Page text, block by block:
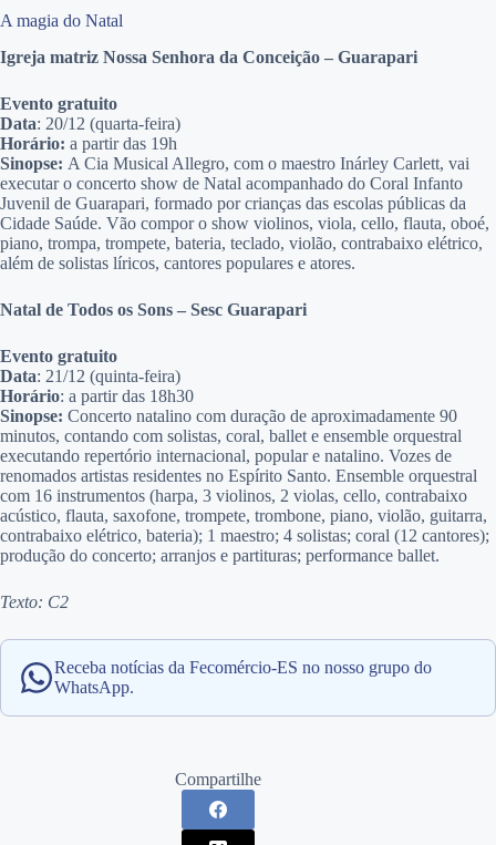
A magia do Natal
Igreja matriz Nossa Senhora da Conceição – Guarapari
Evento gratuito
Data: 20/12 (quarta-feira)
Horário: a partir das 19h
Sinopse: A Cia Musical Allegro, com o maestro Inárley Carlett, vai
executar o concerto show de Natal acompanhado do Coral Infanto
Juvenil de Guarapari, formado por crianças das escolas públicas da
Cidade Saúde. Vão compor o show violinos, viola, cello, flauta, oboé,
piano, trompa, trompete, bateria, teclado, violão, contrabaixo elétrico,
além de solistas líricos, cantores populares e atores.
Natal de Todos os Sons – Sesc Guarapari
Evento gratuito
Data: 21/12 (quinta-feira)
Horário: a partir das 18h30
Sinopse: Concerto natalino com duração de aproximadamente 90
minutos, contando com solistas, coral, ballet e ensemble orquestral
executando repertório internacional, popular e natalino. Vozes de
renomados artistas residentes no Espírito Santo. Ensemble orquestral
com 16 instrumentos (harpa, 3 violinos, 2 violas, cello, contrabaixo
acústico, flauta, saxofone, trompete, trombone, piano, violão, guitarra,
contrabaixo elétrico, bateria); 1 maestro; 4 solistas; coral (12 cantores);
produção do concerto; arranjos e partituras; performance ballet.
Texto: C2
Receba notícias da Fecomércio-ES no nosso grupo do
WhatsApp.
Compartilhe